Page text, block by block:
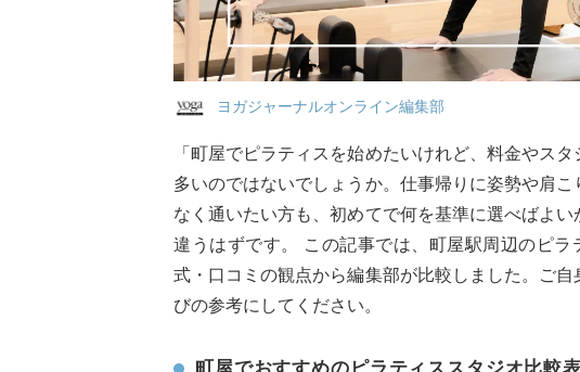
ヨガジャーナルオンライン編集部
「町屋でピラティスを始めたいけれど、料金やス
多いのではないでしょうか。仕事帰りに姿勢や肩
なく通いたい方も、初めてで何を基準に選べばよ
違うはずです。 この記事では、町屋駅周辺のピ
式・口コミの観点から編集部が比較しました。ご
びの参考にしてください。